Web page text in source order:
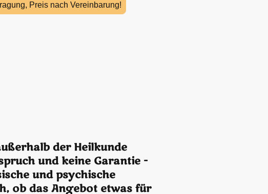
Preis nach Vereinbarung!
der Heilkunde
und keine Garantie -
und psychische
ob das Angebot etwas für